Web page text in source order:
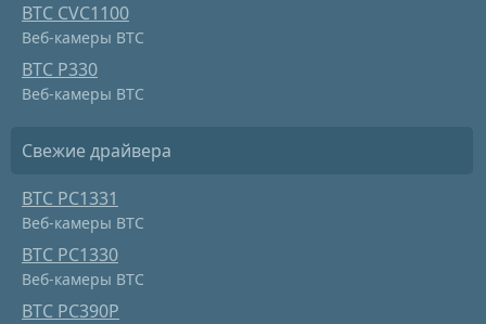
BTC CVC1100
Веб-камеры BTC
BTC P330
Веб-камеры BTC
Свежие драйвера
BTC PC1331
Веб-камеры BTC
BTC PC1330
Веб-камеры BTC
BTC PC390P